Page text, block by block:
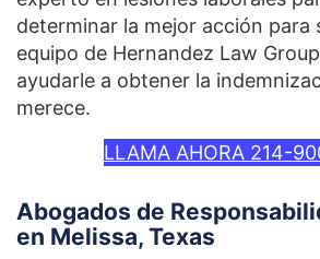
determinar la mejor acción para
equipo de Hernandez Law
ayudarle a obtener la
merece.
LLAMA AHORA 214-
Abogados de
en Melissa, Texas